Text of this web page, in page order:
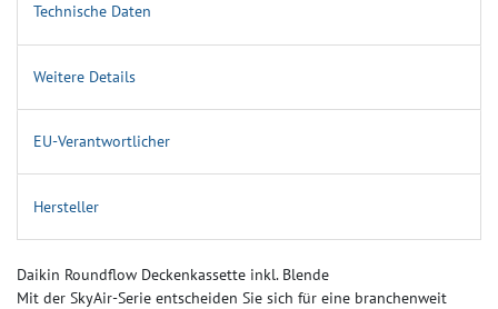
Technische Daten
Weitere Details
EU-Verantwortlicher
Hersteller
Daikin Roundflow Deckenkassette inkl. Blende
Mit der SkyAir-Serie entscheiden Sie sich für eine branchenweit